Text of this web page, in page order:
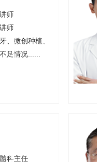
师
师
、微创种植、
足情况......
科主任